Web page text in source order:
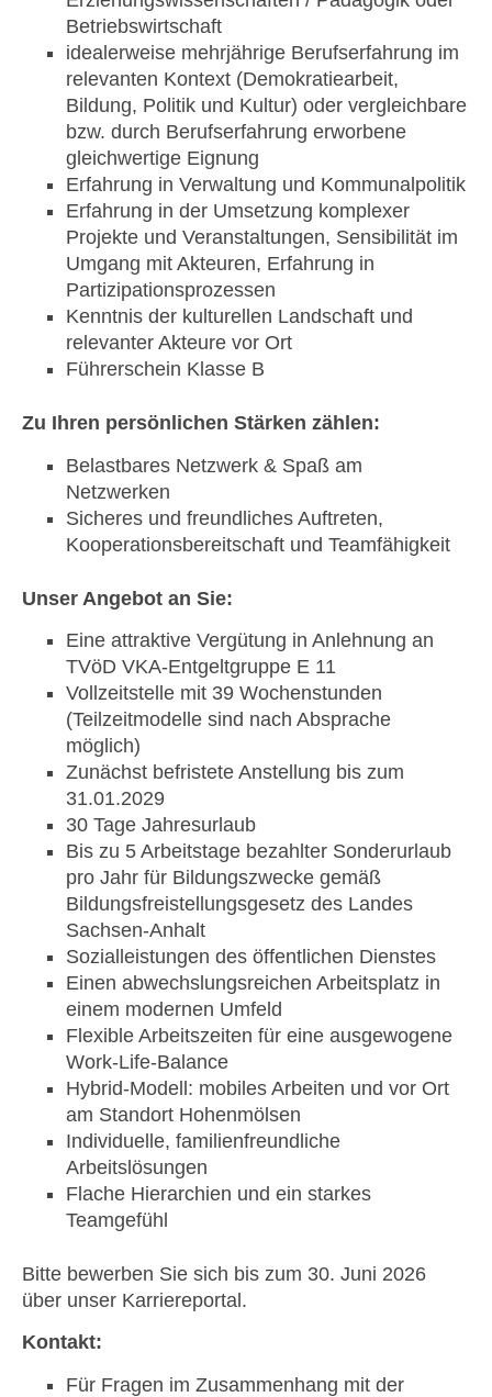
Betriebswirtschaft
idealerweise mehrjährige Berufserfahrung im
relevanten Kontext (Demokratiearbeit,
Bildung, Politik und Kultur) oder vergleichbare
bzw. durch Berufserfahrung erworbene
gleichwertige Eignung
Erfahrung in Verwaltung und Kommunalpolitik
Erfahrung in der Umsetzung komplexer
Projekte und Veranstaltungen, Sensibilität im
Umgang mit Akteuren, Erfahrung in
Partizipationsprozessen
Kenntnis der kulturellen Landschaft und
relevanter Akteure vor Ort
Führerschein Klasse B
Zu Ihren persönlichen Stärken zählen:
Belastbares Netzwerk & Spaß am
Netzwerken
Sicheres und freundliches Auftreten,
Kooperationsbereitschaft und Teamfähigkeit
Unser Angebot an Sie:
Eine attraktive Vergütung in Anlehnung an
TVöD VKA-Entgeltgruppe E 11
Vollzeitstelle mit 39 Wochenstunden
(Teilzeitmodelle sind nach Absprache
möglich)
Zunächst befristete Anstellung bis zum
31.01.2029
30 Tage Jahresurlaub
Bis zu 5 Arbeitstage bezahlter Sonderurlaub
pro Jahr für Bildungszwecke gemäß
Bildungsfreistellungsgesetz des Landes
Sachsen-Anhalt
Sozialleistungen des öffentlichen Dienstes
Einen abwechslungsreichen Arbeitsplatz in
einem modernen Umfeld
Flexible Arbeitszeiten für eine ausgewogene
Work-Life-Balance
Hybrid-Modell: mobiles Arbeiten und vor Ort
am Standort Hohenmölsen
Individuelle, familienfreundliche
Arbeitslösungen
Flache Hierarchien und ein starkes
Teamgefühl
Bitte bewerben Sie sich bis zum 30. Juni 2026
über unser Karriereportal.
Kontakt:
Für Fragen im Zusammenhang mit der